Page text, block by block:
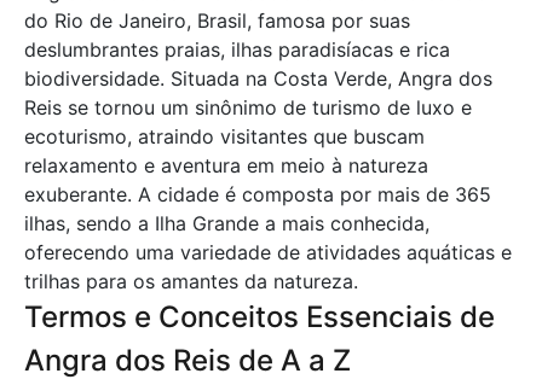
do Rio de Janeiro, Brasil, famosa por suas
deslumbrantes praias, ilhas paradisíacas e rica
biodiversidade. Situada na Costa Verde, Angra dos
Reis se tornou um sinônimo de turismo de luxo e
ecoturismo, atraindo visitantes que buscam
relaxamento e aventura em meio à natureza
exuberante. A cidade é composta por mais de 365
ilhas, sendo a Ilha Grande a mais conhecida,
oferecendo uma variedade de atividades aquáticas e
trilhas para os amantes da natureza.
Termos e Conceitos Essenciais de
Angra dos Reis de A a Z